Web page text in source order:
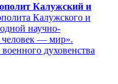
Калужский и
Калужского и
научно-
человек — мир».
духовенства